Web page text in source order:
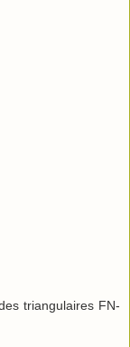
triangulaires FN-